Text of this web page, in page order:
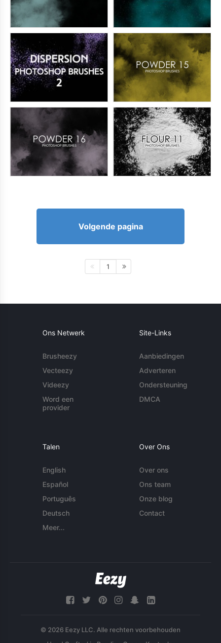
Volgende pagina
1
Ons Netwerk
Brusheezy
Vecteezy
Videezy
Word een
provider
Site-Links
Aanbiedingen
Adverteren
Ondersteuning
DMCA
Talen
English
Español
Português
Deutsch
Meer...
Over Ons
Over ons
Ons team
Onze blog
Contact
© 2026 Eezy LLC. Alle rechten voorbehouden